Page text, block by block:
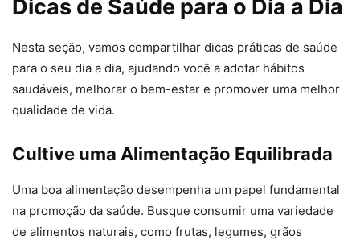
Dicas de Saúde para o Dia a Dia
Nesta seção, vamos compartilhar dicas práticas de saúde
para o seu dia a dia, ajudando você a adotar hábitos
saudáveis, melhorar o bem-estar e promover uma melhor
qualidade de vida.
Cultive uma Alimentação Equilibrada
Uma boa alimentação desempenha um papel fundamental
na promoção da saúde. Busque consumir uma variedade
de alimentos naturais, como frutas, legumes, grãos